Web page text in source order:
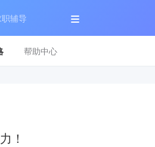
辅导
帮助中心
！